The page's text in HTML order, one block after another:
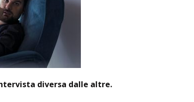
diversa dalle altre.